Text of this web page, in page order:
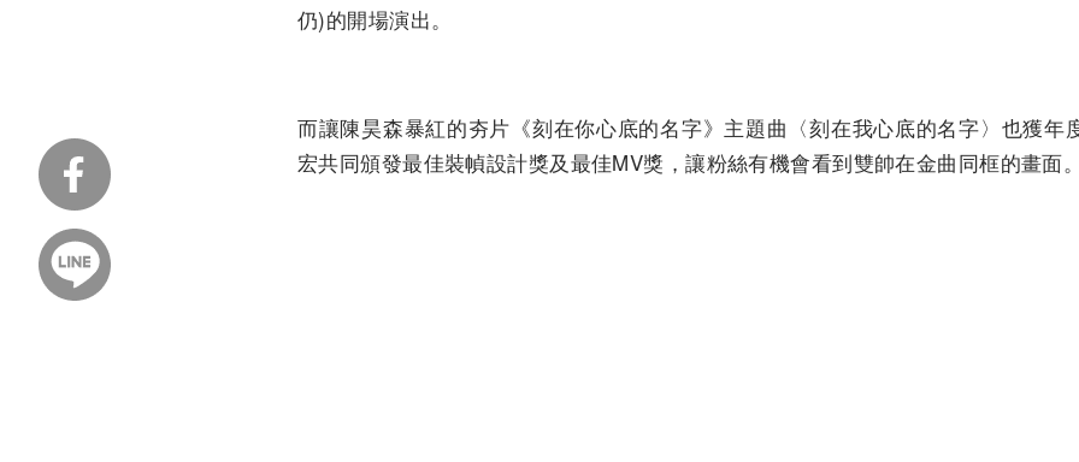
仍)的開場演出。
而讓陳昊森暴紅的夯片《刻在你心底的名字》主題曲〈刻在我心底的名字〉也獲年
宏共同頒發最佳裝幀設計獎及最佳MV獎，讓粉絲有機會看到雙帥在金曲同框的畫面。